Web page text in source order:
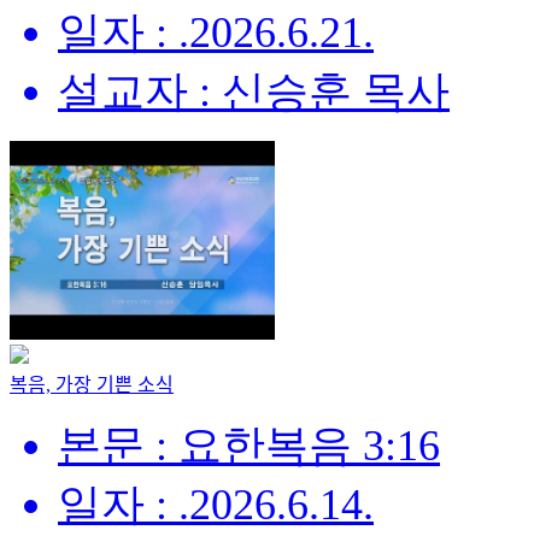
일자 : .2026.6.21.
설교자 : 신승훈 목사
복음, 가장 기쁜 소식
본문 : 요한복음 3:16
일자 : .2026.6.14.